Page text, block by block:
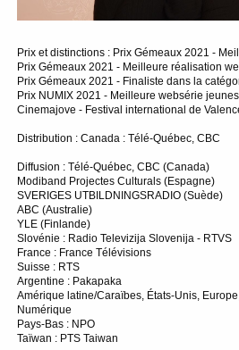
Prix et distinctions : Prix Gémeaux 2021 -
Prix Gémeaux 2021 - Meilleure réalisation
Prix Gémeaux 2021 - Finaliste dans la
Prix NUMIX 2021 - Meilleure websérie
Cinemajove - Festival international de
Distribution : Canada : Télé-Québec, CBC
Diffusion : Télé-Québec, CBC (Canada)
Modiband Projectes Culturals (Espagne)
SVERIGES UTBILDNINGSRADIO (Suède)
ABC (Australie)
YLE (Finlande)
Slovénie : Radio Televizija Slovenija - RTVS
France : France Télévisions
Suisse : RTS
Argentine : Pakapaka
Amérique latine/Caraïbes, États-Unis,
Numérique
Pays-Bas : NPO
Taïwan : PTS Taiwan